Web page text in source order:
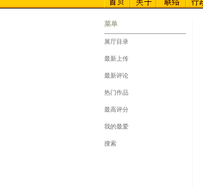
菜单
展厅目录
最新上传
最新评论
热门作品
最高评分
我的最爱
搜索